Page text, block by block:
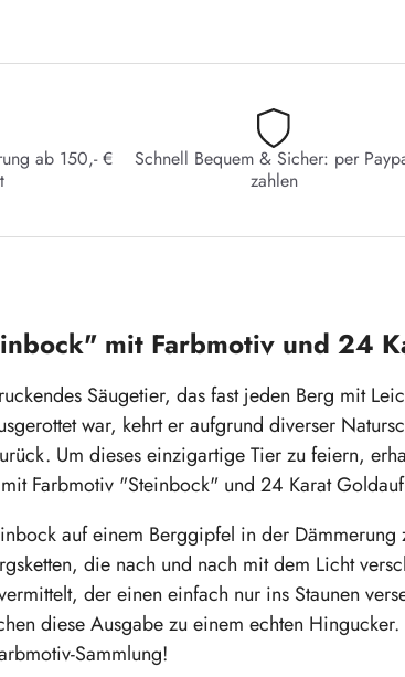
ab 150,- €
Schnell Bequem & Sicher: per
zahlen
mit Farbmotiv und 24
Säugetier, das fast jeden Berg mit
war, kehrt er aufgrund diverser
Um dieses einzigartige Tier zu feiern,
Farbmotiv "Steinbock" und 24 Karat
auf einem Berggipfel in der Dämmerung
die nach und nach mit dem Licht
der einen einfach nur ins Staunen
diese Ausgabe zu einem echten
Sammlung!